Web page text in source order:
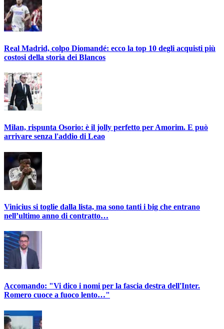
Real Madrid, colpo Diomandé: ecco la top 10 degli acquisti più
costosi della storia dei Blancos
Milan, rispunta Osorio: è il jolly perfetto per Amorim. E può
arrivare senza l'addio di Leao
Vinicius si toglie dalla lista, ma sono tanti i big che entrano
nell’ultimo anno di contratto…
Accomando: "Vi dico i nomi per la fascia destra dell'Inter.
Romero cuoce a fuoco lento…"